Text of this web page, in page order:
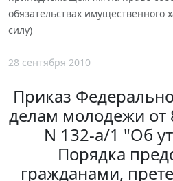
обязательствах имущественного
силу)
28 сентября 2010
Приказ
делам молодежи от
N 132-а/1 "Об
Порядка
гражданами,